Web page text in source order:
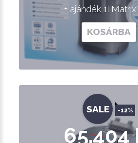
+ ajándék 1l
KOSÁRBA
SALE -12%
65,404